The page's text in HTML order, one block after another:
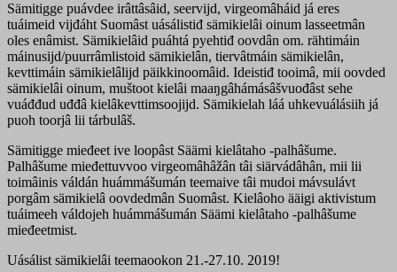
Sämitigge puávdee irâttâsâid, seervijd, virgeomâháid já eres
tuáimeid vijđáht Suomâst uásálistiđ sämikielâi oinum lasseetmân
oles enâmist. Sämikielâid puáhtá pyehtiđ oovdân om. rähtimáin
máinusijd/puurrâmlistoid sämikielân, tiervâtmáin sämikielân,
kevttimáin sämikielâlijd päikkinoomâid. Ideistiđ tooimâ, mii oovded
sämikielâi oinum, muštoot kielâi maaŋgâhámásâšvuođâst sehe
vuáđđud uđđâ kielâkevttimsoojijd. Sämikielah láá uhkevuálásiih já
puoh toorjâ lii tárbulâš.
Sämitigge mieđeet ive loopâst Säämi kielâtaho -palhâšume.
Palhâšume mieđettuvvoo virgeomâhâžân tâi siärvádâhân, mii lii
toimâinis váldán huámmášumán teemaive tâi mudoi mávsulávt
porgâm sämikielâ oovdedmân Suomâst. Kielâoho ääigi aktivistum
tuáimeeh váldojeh huámmášumán Säämi kielâtaho -palhâšume
mieđeetmist.
Uásálist sämikielâi teemaookon 21.-27.10. 2019!